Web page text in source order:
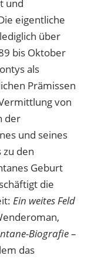
und
eigentliche
über
bis Oktober
als
Prämissen
von
der
und seines
zu den
Geburt
die
Ein weites Feld
Biografie–
das